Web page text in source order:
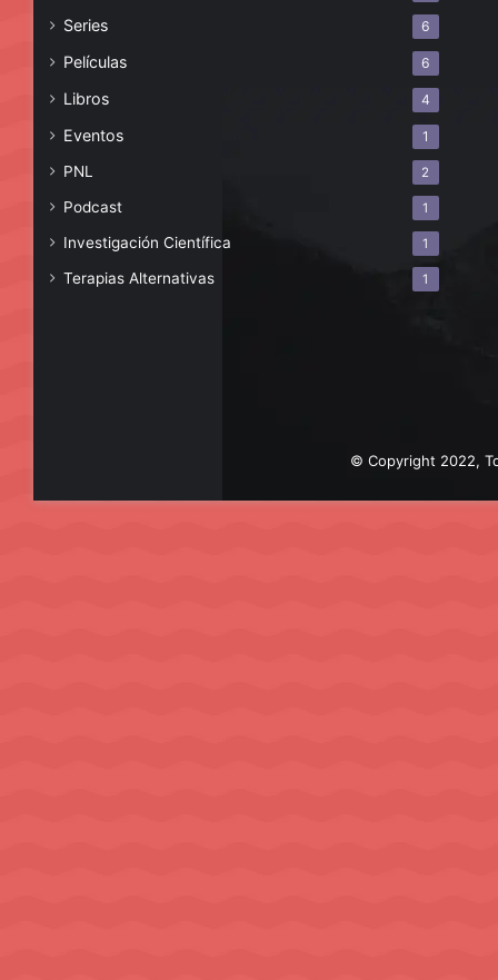
Series 6
Películas 6
Libros 4
Eventos 1
PNL 2
Podcast 1
Investigación Científica 1
Terapias Alternativas 1
© Copyright 2022,